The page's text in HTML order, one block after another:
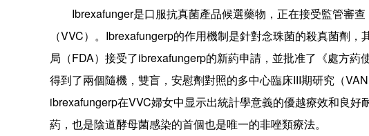
Ibrexafunger是口服抗真菌產品候選藥物，正在接受監管審
（VVC）。Ibrexafungerp的作用機制是針對念珠菌的殺真菌劑
局（FDA）接受了ibrexafungerp的新葯申請，並批准了《處方
得到了兩個隨機，雙盲，安慰劑對照的多中心臨床III期研究（
ibrexafungerp在VVC婦女中显示出統計學意義的優越療效和良
葯，也是陰道酵母菌感染的首個也是唯一的非唑類療法。